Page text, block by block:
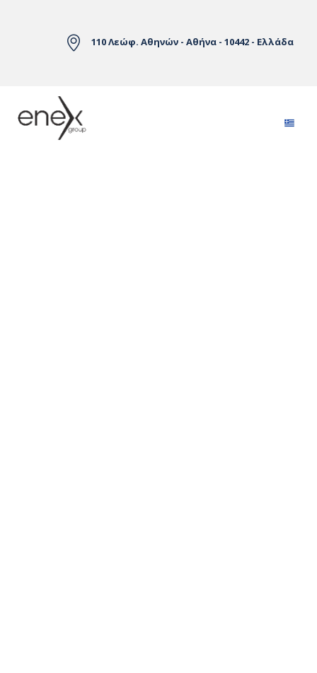
110 Λεώφ. Αθηνών - Αθήνα - 10442 - Ελλάδα
Αγορές Ηλεκτρικής Ενέργειας